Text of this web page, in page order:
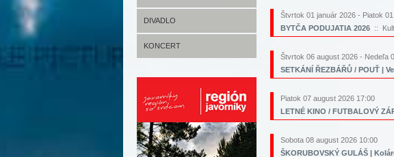
DIVADLO
KONCERT
Štvrtok 01 január 2026 - Piatok
BYTČA PODUJATIA 2026::
Štvrtok 06 august 2026 - Nedeľa
SETKÁNÍ ŘEZBÁŘŮ / POUŤ |
Piatok 07 august 2026 17:00
LETNÉ KINO / FUTBALOVÝ
Sobota 08 august 2026 10:00
ŠKORUBOVSKÝ GULÁŠ |